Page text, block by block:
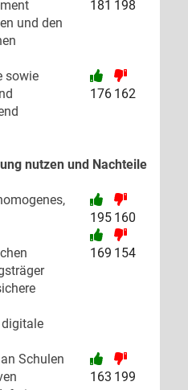
und den
181 198
sowie
176 162
nutzen und Nachteile
195 160
169 154
Schulen
163 199